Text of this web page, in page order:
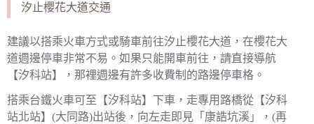
汐止櫻花大道交通
建議以搭乘火車方式或騎車前往汐止櫻花大道，在櫻花大
道週邊停車非常不易。如果只能開車前往，請直接導航
【汐科站】，那裡週邊有許多收費制的路邊停車格。
搭乘台鐵火車可至【汐科站】下車，走專用路橋從【汐科
站北站】(大同路)出站後，向左走即見「康誥坑溪」，(再